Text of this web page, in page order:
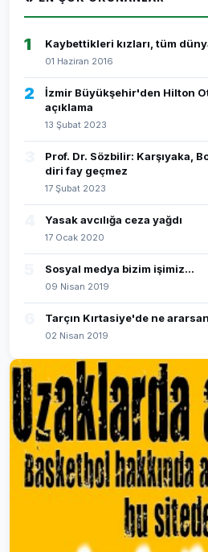
1 Kaybettikleri kızları, tüm
01 Haziran 2016
2
İzmir Büyükşehir'den Hilton
açıklama
13 Şubat 2023
Prof. Dr. Sözbilir: Karşıyaka,
diri fay geçmez
17 Şubat 2023
Yasak avcılığa ceza yağdı
17 Ocak 2020
Sosyal medya bizim işimiz...
09 Nisan 2019
Tarçın Kırtasiye'de ne
02 Nisan 2019